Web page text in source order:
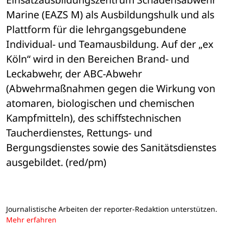
Marine (EAZS M) als Ausbildungshulk und als
Plattform für die lehrgangsgebundene
Individual- und Teamausbildung. Auf der „ex
Köln“ wird in den Bereichen Brand- und
Leckabwehr, der ABC-Abwehr
(Abwehrmaßnahmen gegen die Wirkung von
atomaren, biologischen und chemischen
Kampfmitteln), des schiffstechnischen
Taucherdienstes, Rettungs- und
Bergungsdienstes sowie des Sanitätsdienstes
ausgebildet. (red/pm)
Journalistische Arbeiten der reporter-Redaktion unterstützen.
Mehr erfahren